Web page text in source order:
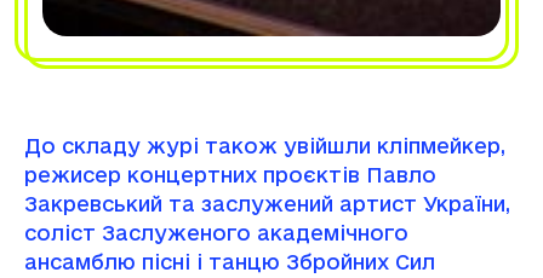
До складу журі також увійшли кліпмейкер,
режисер концертних проєктів Павло
Закревський та заслужений артист України,
соліст Заслуженого академічного
ансамблю пісні і танцю Збройних Сил